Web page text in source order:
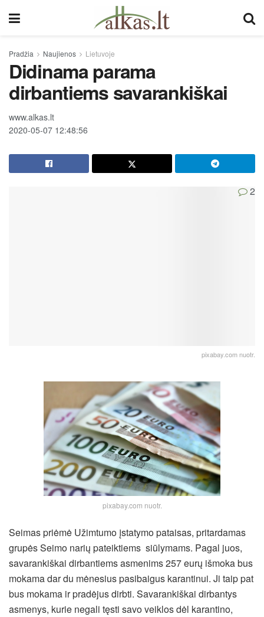
Pradžia Naujienos Lietuvoje
Didinama parama
dirbantiems savarankiškai
www.alkas.lt
2020-05-07 12:48:56
2
pixabay.com nuotr.
pixabay.com nuotr.
Seimas priėmė Užimtumo įstatymo pataisas, pritardamas
grupės Seimo narių pateiktiems siūlymams. Pagal juos,
savarankiškai dirbantiems asmenims 257 eurų išmoka bus
mokama dar du mėnesius pasibaigus karantinui. Ji taip pat
bus mokama ir pradėjus dirbti. Savarankiškai dirbantys
asmenys, kurie negali tęsti savo veiklos dėl karantino,